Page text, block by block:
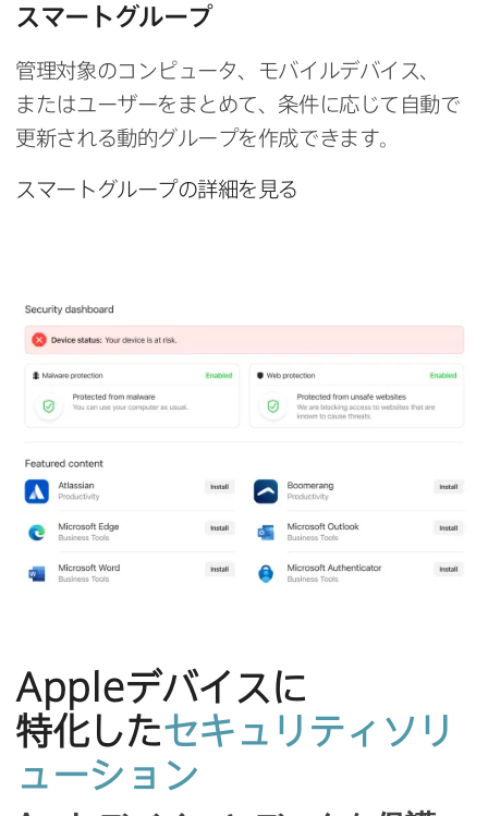
スマートグループ
管理対象の​コンピュータ、​モバイルデバイス、​
または​ユーザーを​まとめて、​条件に​応じて​自動で​
更新される​動的グループを​作成できます。
スマートグループの​詳細を​見る
Appleデバイスに​
特化したセキュリティソリ
ューション